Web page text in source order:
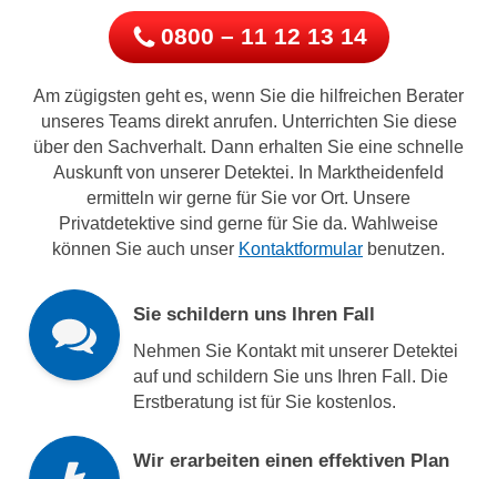
0800 – 11 12 13 14
Am zügigsten geht es, wenn Sie die hilfreichen Berater
unseres Teams direkt anrufen. Unterrichten Sie diese
über den Sachverhalt. Dann erhalten Sie eine schnelle
Auskunft von unserer Detektei. In Marktheidenfeld
ermitteln wir gerne für Sie vor Ort. Unsere
Privatdetektive sind gerne für Sie da. Wahlweise
können Sie auch unser Kontaktformular benutzen.
Sie schildern uns Ihren Fall
Nehmen Sie Kontakt mit unserer Detektei
auf und schildern Sie uns Ihren Fall. Die
Erstberatung ist für Sie kostenlos.
Wir erarbeiten einen effektiven Plan